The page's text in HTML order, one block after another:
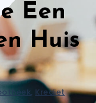
Een
Huis
, Krediet